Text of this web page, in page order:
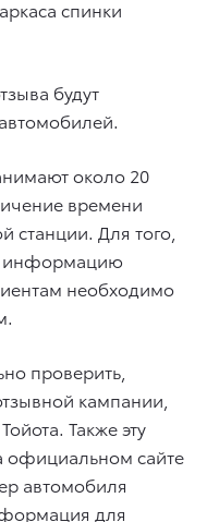
спинки
будут
около 20
времени
станции. Для того,
информацию
необходимо
проверить,
кампании,
Также эту
сайте
автомобиля
для